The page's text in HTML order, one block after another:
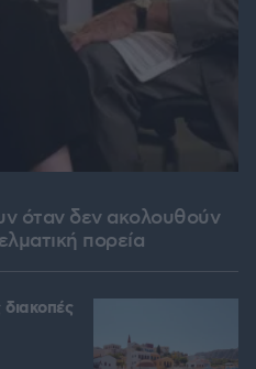
όταν δεν ακολουθούν
πορεία